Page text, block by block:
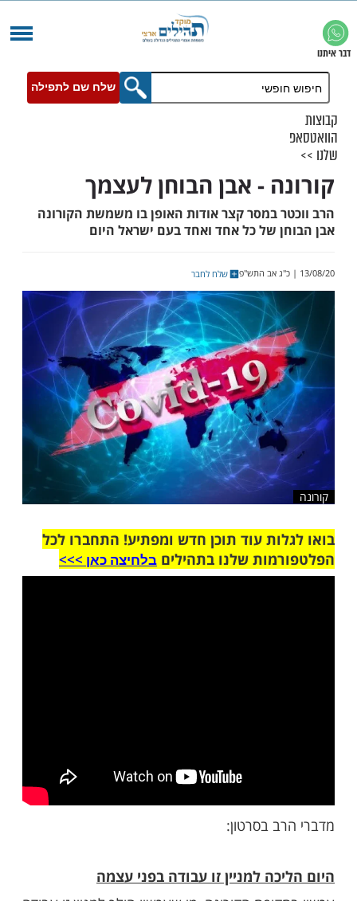
שלח שם לתפילה
- אבן הבוחן לעצמך
במסר קצר אודות האופן בו משמשת הקורונה
של כל אחד ואחד בעם ישראל היום
שלח לחבר